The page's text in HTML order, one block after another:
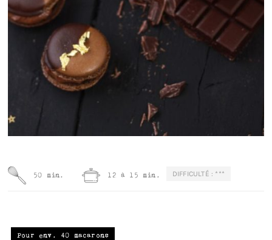
50 min. 12 à 15 min. DIFFICULTÉ : ***
Pour env. 40 macarons